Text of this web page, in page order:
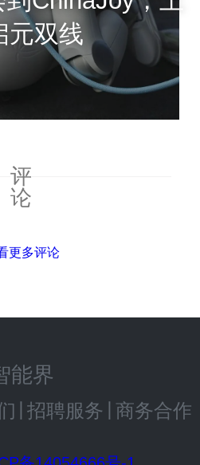
元双线
评
论
更多评论
能界
丨招聘服务丨商务合作